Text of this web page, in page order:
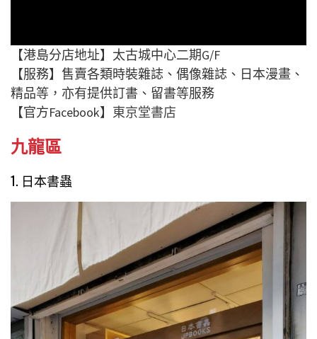
【港島分店地址】太古城中心二期G/F
【服務】售賣各類時裝雜誌、偶像雜誌、日本漫畫、
精品等，亦有提供訂書、留書等服務
【官方Facebook】 東京堂書店
九龍區
1. 日本書蟲